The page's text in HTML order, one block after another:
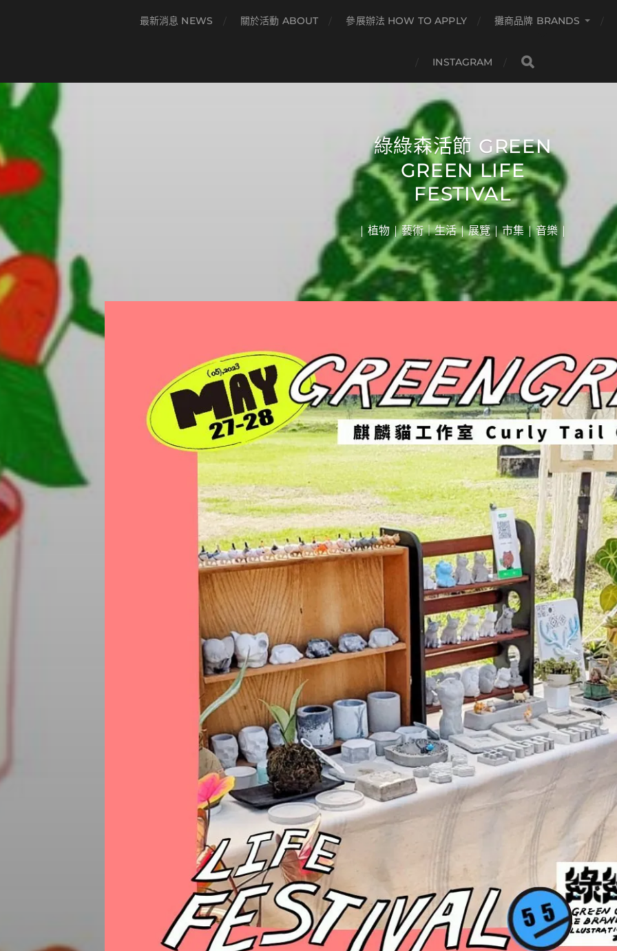
最新消息 NEWS 關於活動 ABOUT 參展辦法 HOW TO APPLY 攤商品牌 BRANDS
INSTAGRAM
綠綠森活節 GREEN
GREEN LIFE
FESTIVAL
| 植物 | 藝術｜生活 | 展覽 | 市集 | 音樂 |